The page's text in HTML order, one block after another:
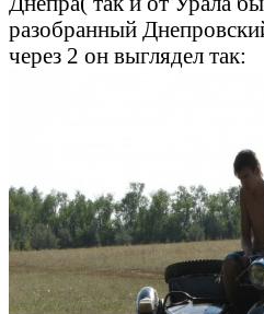
разобранный
через 2 он выглядел так: